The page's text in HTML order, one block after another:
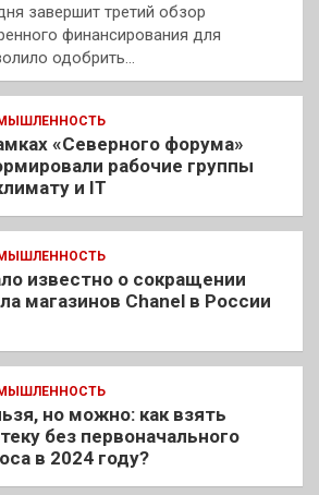
завершит третий обзор
финансирования для
одобрить…
«Северного форума»
рабочие группы
и IT
известно о сокращении
магазинов Chanel в России
но можно: как взять
без первоначального
в 2024 году?